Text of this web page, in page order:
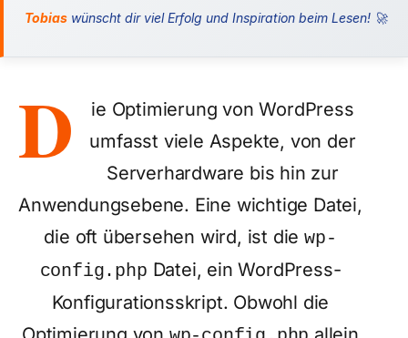
Tobias wünscht dir viel Erfolg und Inspiration beim Lesen! 🚀
D
ie Optimierung von WordPress
umfasst viele Aspekte, von der
Serverhardware bis hin zur
Anwendungsebene. Eine wichtige Datei,
die oft übersehen wird, ist diewp-
config.php Datei, ein WordPress-
Konfigurationsskript. Obwohl die